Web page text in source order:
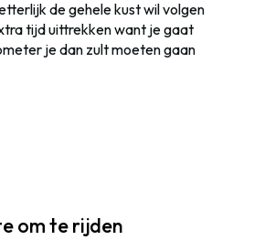
de gehele kust wil volgen
tijd uittrekken want je gaat
je dan zult moeten gaan
om te rijden